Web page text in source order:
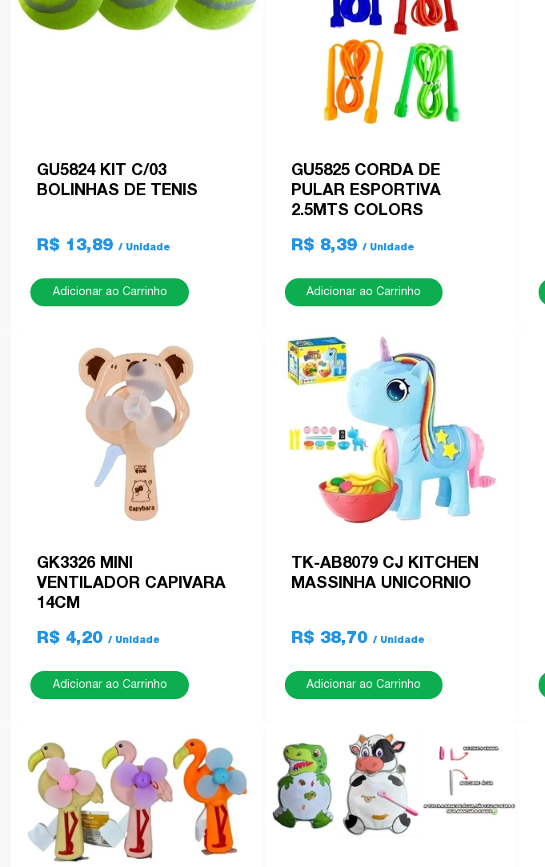
GU5824 KIT C/03
BOLINHAS DE TENIS
R$ 13,89
Adicionar ao Carrinho
GU5825 CORDA DE
PULAR ESPORTIVA
2.5MTS COLORS
R$ 8,39
Adicionar ao Carrinho
GK3326 MINI
VENTILADOR CAPIVARA
14CM
R$ 4,20
Adicionar ao Carrinho
TK-AB8079 CJ KITCHEN
MASSINHA UNICORNIO
R$ 38,70
Adicionar ao Carrinho